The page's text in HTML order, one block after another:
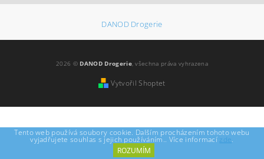
DANOD Drogerie
2026 © DANOD Drogerie, všechna práva vyhrazena
Vytvořil Shoptet
Tento web používá soubory cookie. Dalším procházením tohoto webu
vyjadřujete souhlas s jejich používáním.. Více informací zde.
ROZUMÍM